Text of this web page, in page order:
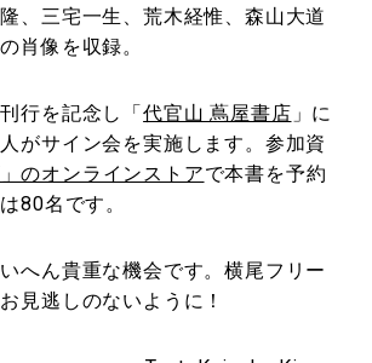
、三宅一生、荒木経惟、森山大道
肖像を収録。
行を記念し「代官山 蔦屋書店 」に
がサイン会を実施します。参加資
」のオンラインストアで本書を予約
80名です。
へん貴重な機会です。横尾フリー
見逃しのないように！